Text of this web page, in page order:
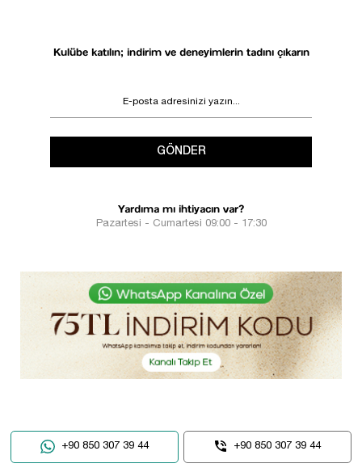
Kulübe katılın; indirim ve deneyimlerin tadını çıkarın
GÖNDER
Yardıma mı ihtiyacın var?
Pazartesi - Cumartesi 09:00 - 17:30
+90 850 307 39 44 +90 850 307 39 44